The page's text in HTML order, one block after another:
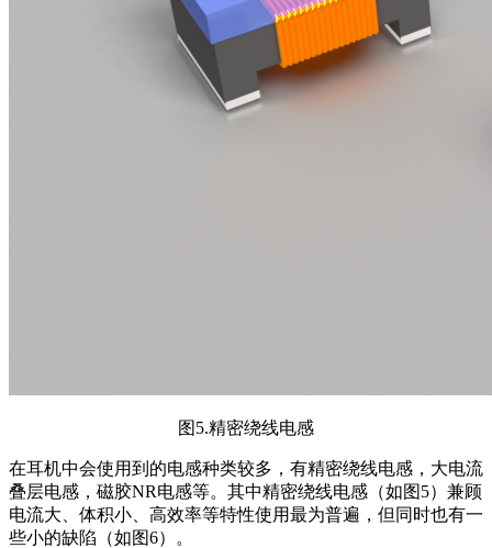
图5.精密绕线电感
在耳机中会使用到的电感种类较多，有精密绕线电感，大电流
叠层电感，磁胶NR电感等。其中精密绕线电感 （如图5） 兼顾
电流大、体积小、高效率等特性使用最为普遍，但同时也有一
些小的缺陷 （如图6） 。